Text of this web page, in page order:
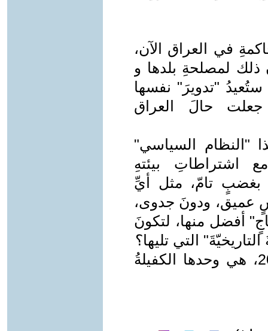
في العراق الآن،
ذلك لمصلحةِ بلدها و
ستُعيدُ "تدويرَ" نفسها
جعلت حالَ العراق
"النظام السياسي"
اشتراطاتِ بيئتهِ
بغضبٍ تامّ، مثل أيِّ
عميق، ودونَ جدوى،
أفضل منها، لتكونَ
التي تليها؟
الأشهرُ القليلةُ المُتبقيّة من عام 2025، هي وحدها الكفيلةُ